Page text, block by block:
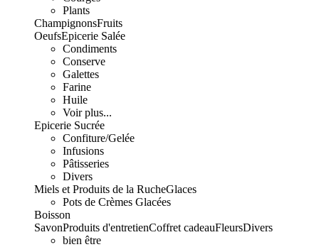
Plants
ChampignonsFruits
OeufsEpicerie Salée
Condiments
Conserve
Galettes
Farine
Huile
Voir plus...
Epicerie Sucrée
Confiture/Gelée
Infusions
Pâtisseries
Divers
Miels et Produits de la RucheGlaces
Pots de Crèmes Glacées
Boisson
SavonProduits d'entretienCoffret cadeauFleursDivers
bien être